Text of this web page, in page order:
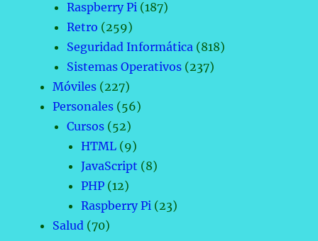
Raspberry Pi (187)
Retro (259)
Seguridad Informática (818)
Sistemas Operativos (237)
Móviles (227)
Personales (56)
Cursos (52)
HTML (9)
JavaScript (8)
PHP (12)
Raspberry Pi (23)
Salud (70)